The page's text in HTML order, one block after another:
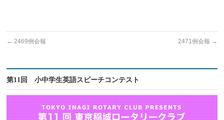
← 2469例会報 2471例会報 →
第11回 小中学生英語スピーチコンテスト